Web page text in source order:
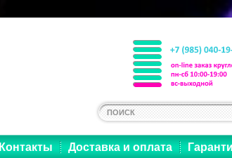
Контакты Доставка и оплата